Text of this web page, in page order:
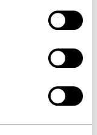
jederzeit
oder ändern.